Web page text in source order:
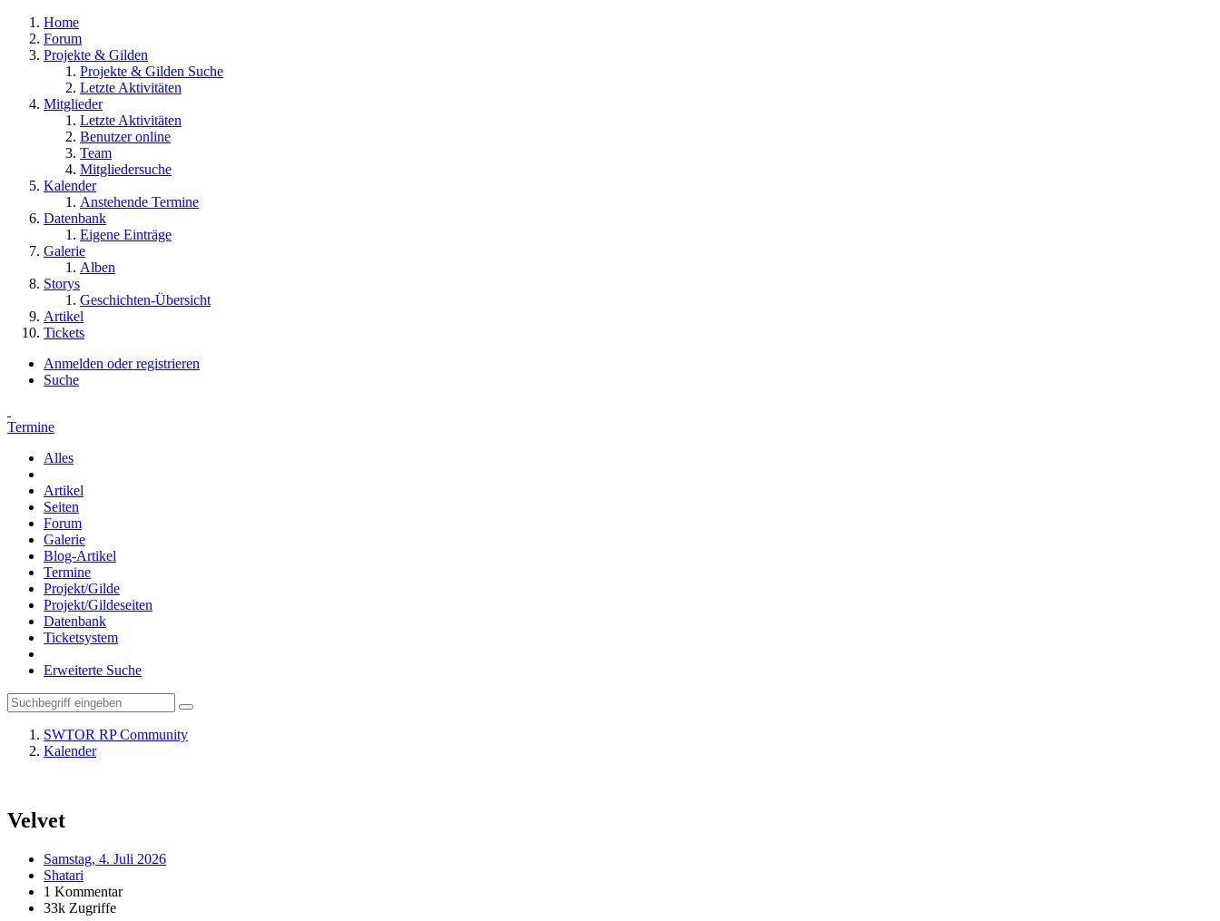
Home
Forum
Projekte & Gilden
Projekte & Gilden Suche
Letzte Aktivitäten
Mitglieder
Letzte Aktivitäten
Benutzer online
Team
Mitgliedersuche
Kalender
Anstehende Termine
Datenbank
Eigene Einträge
Galerie
Alben
Storys
Geschichten-Übersicht
Artikel
Tickets
Anmelden oder registrieren
Suche
Termine
Alles
Artikel
Seiten
Forum
Galerie
Blog-Artikel
Termine
Projekt/Gilde
Projekt/Gildeseiten
Datenbank
Ticketsystem
Erweiterte Suche
SWTOR RP Community
Kalender
Velvet
Samstag, 4. Juli 2026
Shatari
1 Kommentar
33k Zugriffe